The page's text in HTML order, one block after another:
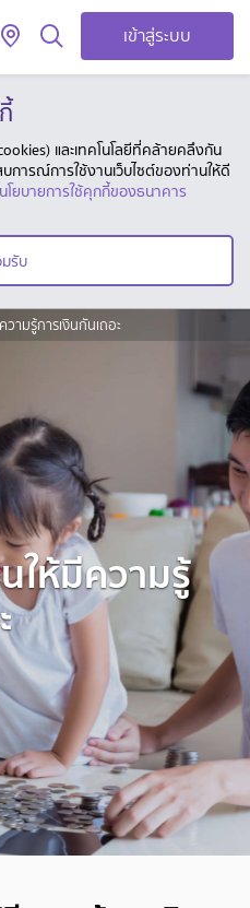
เข้าสู่ระบบ
และเทคโนโลยีที่คล้ายคลึงกัน
การณ์การใช้งานเว็บไซต์ของท่านให้ดี
นโยบายการใช้คุกกี้ของธนาคาร
รับ
ามรู้การเงินกันเถอะ
ให้มีความรู้